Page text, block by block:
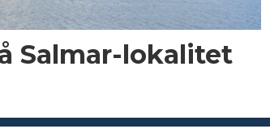
Salmar-lokalitet